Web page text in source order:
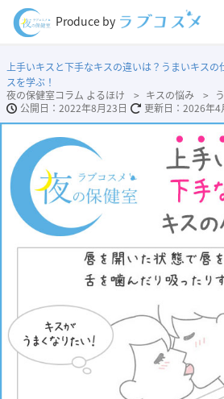
Produce by
上手いキスと下手なキスの違いは？うまいキス
スを学ぶ！
夜の保健室コラム よるほけ
キスの悩み
2022年8月23日
2026年4